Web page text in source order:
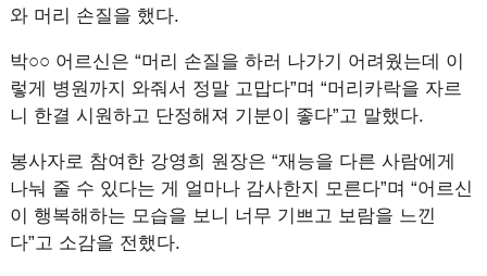
와 머리 손질을 했다.
박○○ 어르신은 “머리 손질을 하러 나가기 어려웠는데 이
렇게 병원까지 와줘서 정말 고맙다”며 “머리카락을 자르
니 한결 시원하고 단정해져 기분이 좋다”고 말했다.
봉사자로 참여한 강영희 원장은 “재능을 다른 사람에게
나눠 줄 수 있다는 게 얼마나 감사한지 모른다”며 “어르신
이 행복해하는 모습을 보니 너무 기쁘고 보람을 느낀
다”고 소감을 전했다.